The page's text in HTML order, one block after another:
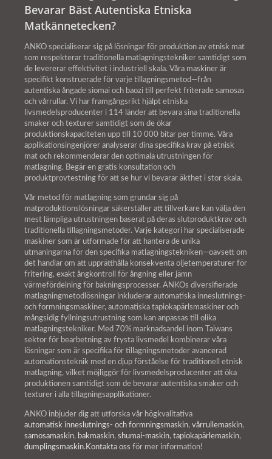
Bevarar Bäst Autentiska Etniska
Matkännetecken?
ANKO specialiserar sig på lösningar för produktion av etnisk mat
som respekterar traditionella matlagningstekniker samtidigt som
de levererar effektivitet i industriell skala. Våra maskiner är
specifikt konstruerade för varje tillagningsmetod—från
autentiska ångade siomai och baozi till perfekt friterade samosas
och vårrullar. Vi har framgångsrikt hjälpt etniska
livsmedelsproducenter i 114 länder att bevara sina traditionella
smaker och texturer samtidigt som de ökar
produktionskapaciteten upp till 10 000 bitar per timme. Våra
applikationsingenjörer analyserar dina specifika krav på etnisk
mat och rekommenderar den optimala utrustningen för
matlagning. Begär en gratis konsultation och
produktprovtestning för att se hur vi bevarar äkthet i stor skala.
Vår metod för matlagning som grundar sig på
matproduktionslösningar säkerställer att tillverkare kan välja den
mest lämpliga utrustningen baserat på deras slutproduktkrav och
traditionella tillagningsmetoder. Varje kategori har specialiserade
maskiner som är utformade för att hantera de unika
utmaningarna för den specifika matlagningstekniken—oavsett om
det handlar om att upprätthålla konsekventa oljetemperaturer för
fritering, exakt ångkontroll för ångning eller jämn
värmefördelning för bakningsprocesser. ANKOs diversifierade
matlagningmetodlösningar inkluderar automatiska inneslutnings-
och formningsmaskiner, automatiska tapiokapärlsmaskiner och
mångsidig fyllningsutrustning som kan anpassas till olika
matlagningstekniker. Med 70% marknadsandel inom Taiwans
sektor för bearbetning av frysta livsmedel kombinerar våra
lösningar som är specifika för tillagningsmetoder avancerad
automationsteknik med en djup förståelse för traditionell etnisk
matlagning, vilket möjliggör för livsmedelsproducenter att öka
produktionen samtidigt som de bevarar autentiska smaker och
texturer i alla tillagningsapplikationer.
ANKO inbjuder dig att utforska vår högkvalitativa
automatisk inneslutnings- och formningsmaskin, vårrullemaskin,
samosamaskin, bakmaskin, shumai-maskin, tapiokapärlemaskin,
dumplingsmaskin.Kontakta oss för mer information!